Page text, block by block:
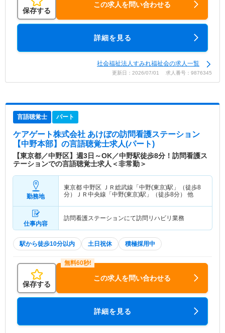
保存する
この求人を問い合わせる
詳細を見る
社会福祉法人すみれ福祉会の求人一覧
更新日：2026/07/01 求人番号：9876345
言語聴覚士 パート
ケアゲート株式会社 あけぼの訪問看護ステーション
【中野本部】 の言語聴覚士求人(パート)
【東京都／中野区】週3日～OK／中野駅徒歩8分！訪問看護ス
テーションでの言語聴覚士求人＜非常勤＞
勤務地
東京都 中野区 ＪＲ総武線「中野(東京)駅」（徒歩8
分）ＪＲ中央線「中野(東京)駅」（徒歩8分） 他
仕事内容
訪問看護ステーションにて訪問リハビリ業務
駅から徒歩10分以内 土日祝休 積極採用中
保存する
この求人を問い合わせる
詳細を見る